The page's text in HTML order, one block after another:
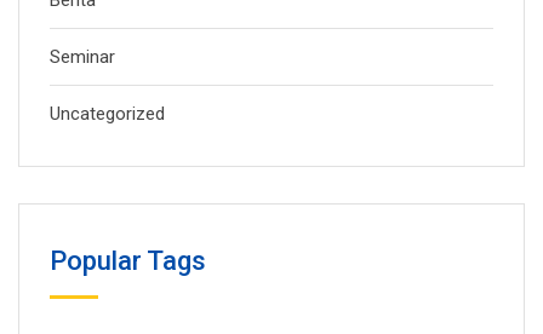
Seminar
Uncategorized
Popular Tags